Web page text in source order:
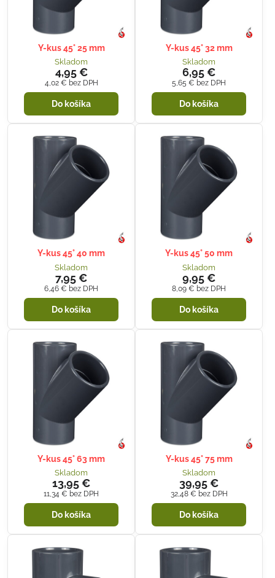
Y-kus 45° 25 mm
Skladom
4,95 €
4,02 € bez DPH
Do košíka
Y-kus 45° 32 mm
Skladom
6,95 €
5,65 € bez DPH
Do košíka
Y-kus 45° 40 mm
Skladom
7,95 €
6,46 € bez DPH
Do košíka
Y-kus 45° 50 mm
Skladom
9,95 €
8,09 € bez DPH
Do košíka
Y-kus 45° 63 mm
Skladom
13,95 €
11,34 € bez DPH
Do košíka
Y-kus 45° 75 mm
Skladom
39,95 €
32,48 € bez DPH
Do košíka